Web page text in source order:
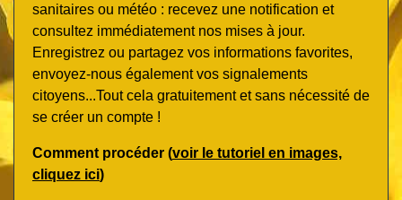
sanitaires ou météo : recevez une notification et
consultez immédiatement nos mises à jour.
Enregistrez ou partagez vos informations favorites,
envoyez-nous également vos signalements
citoyens...Tout cela gratuitement et sans nécessité de
se créer un compte !
Comment procéder (voir le tutoriel en images,
cliquez ici)